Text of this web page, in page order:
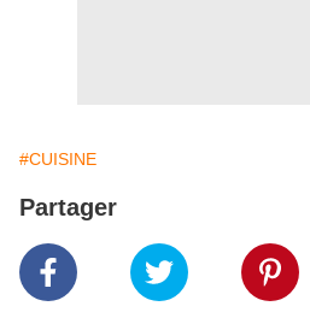
#CUISINE
Partager